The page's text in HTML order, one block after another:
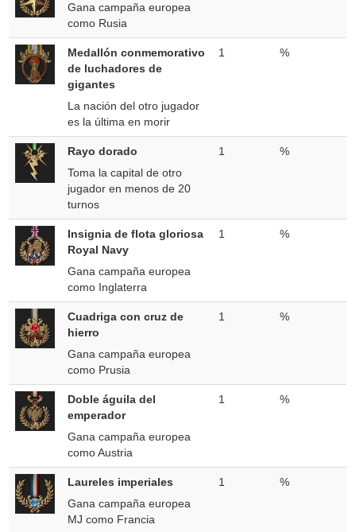
Gana campaña europea
como Rusia
Medallón conmemorativo
de luchadores de
gigantes
La nación del otro jugador
es la última en morir
1 %
Rayo dorado
Toma la capital de otro
jugador en menos de 20
turnos
1 %
Insignia de flota gloriosa
Royal Navy
Gana campaña europea
como Inglaterra
1 %
Cuadriga con cruz de
hierro
Gana campaña europea
como Prusia
1 %
Doble águila del
emperador
Gana campaña europea
como Austria
1 %
Laureles imperiales
Gana campaña europea
MJ como Francia
1 %